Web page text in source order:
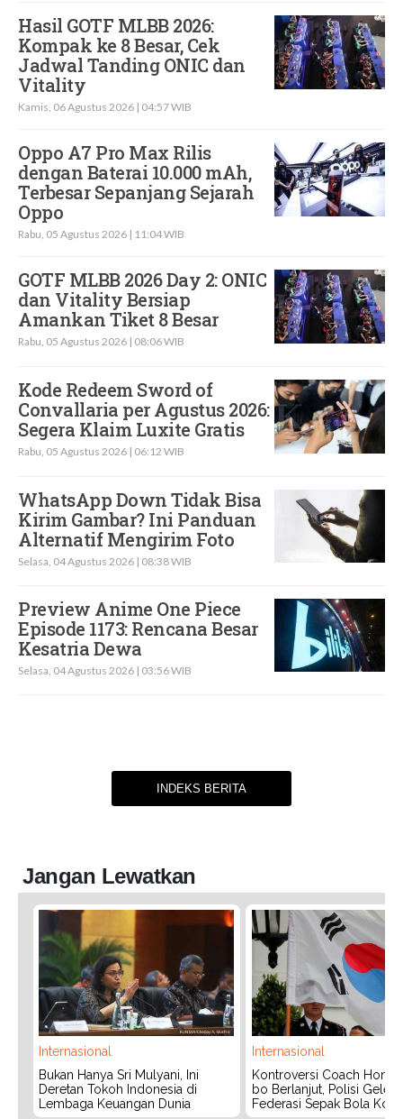
Hasil GOTF MLBB 2026:
Kompak ke 8 Besar, Cek
Jadwal Tanding ONIC dan
Vitality
Kamis, 06 Agustus 2026 | 04:57 WIB
Oppo A7 Pro Max Rilis
dengan Baterai 10.000 mAh,
Terbesar Sepanjang Sejarah
Oppo
Rabu, 05 Agustus 2026 | 11:04 WIB
GOTF MLBB 2026 Day 2: ONIC
dan Vitality Bersiap
Amankan Tiket 8 Besar
Rabu, 05 Agustus 2026 | 08:06 WIB
Kode Redeem Sword of
Convallaria per Agustus 2026:
Segera Klaim Luxite Gratis
Rabu, 05 Agustus 2026 | 06:12 WIB
WhatsApp Down Tidak Bisa
Kirim Gambar? Ini Panduan
Alternatif Mengirim Foto
Selasa, 04 Agustus 2026 | 08:38 WIB
Preview Anime One Piece
Episode 1173: Rencana Besar
Kesatria Dewa
Selasa, 04 Agustus 2026 | 03:56 WIB
INDEKS BERITA
Jangan Lewatkan
Internasional
Bukan Hanya Sri Mulyani, Ini
Deretan Tokoh Indonesia di
Lembaga Keuangan Dunia
Internasional
Kontroversi Coach Hong
bo Berlanjut, Polisi
Federasi Sepak Bola